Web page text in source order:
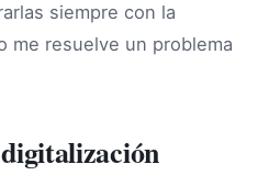
siempre con la
me resuelve un problema